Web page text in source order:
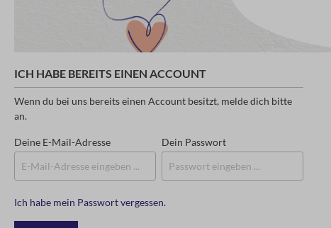
ICH HABE BEREITS EINEN ACCOUNT
Wenn du bei uns bereits einen Account besitzt, melde dich bitte
an.
Deine E-Mail-Adresse Dein Passwort
Ich habe mein Passwort vergessen.